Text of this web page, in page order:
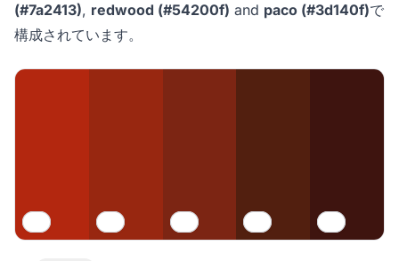
(#7a2413), redwood (#54200f) and paco (#3d140f)で
構成されています。